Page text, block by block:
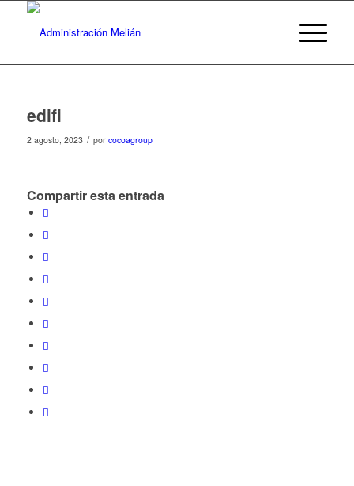
edifi
2 agosto, 2023 / por cocoagroup
Compartir esta entrada